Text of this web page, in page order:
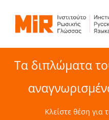
ΠΟΙΟΙ ΕΙΜΑΣΤΕ
ΜΑΘΗΜΑΤΑ
Τα διπλώματα
Κλείστε θέση για